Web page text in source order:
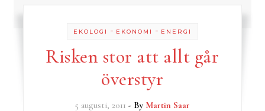
EKOLOGI - EKONOMI - ENERGI
Risken stor att allt går
överstyr
5 augusti, 2011 - By Martin Saar